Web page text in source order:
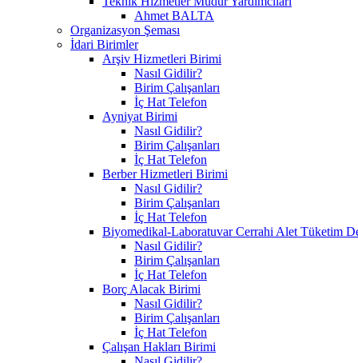
Ahmet BALTA
Organizasyon Şeması
İdari Birimler
Arşiv Hizmetleri Birimi
Nasıl Gidilir?
Birim Çalışanları
İç Hat Telefon
Ayniyat Birimi
Nasıl Gidilir?
Birim Çalışanları
İç Hat Telefon
Berber Hizmetleri Birimi
Nasıl Gidilir?
Birim Çalışanları
İç Hat Telefon
Biyomedikal-Laboratuvar Cerrahi Alet Tüketim
Nasıl Gidilir?
Birim Çalışanları
İç Hat Telefon
Borç Alacak Birimi
Nasıl Gidilir?
Birim Çalışanları
İç Hat Telefon
Çalışan Hakları Birimi